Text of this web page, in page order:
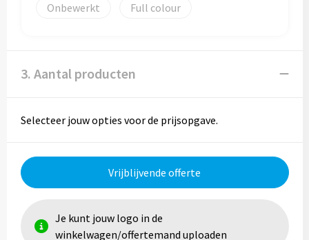
Onbewerkt
Full colour
3. Aantal producten
Selecteer jouw opties voor de prijsopgave.
Vrijblijvende offerte
Je kunt jouw logo in de
winkelwagen/offertemand uploaden